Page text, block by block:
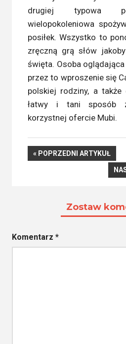
drugiej typowa
wielopokoleniowa
posiłek. Wszystko to
zręczną grą słów
święta. Osoba
przez to wproszenie się
polskiej rodziny, a
łatwy i tani sposób
korzystnej ofercie Mubi.
Nawigacja
POPRZEDNI
POPRZEDNI ARTYKUŁ
Zostaw
Komentarz *